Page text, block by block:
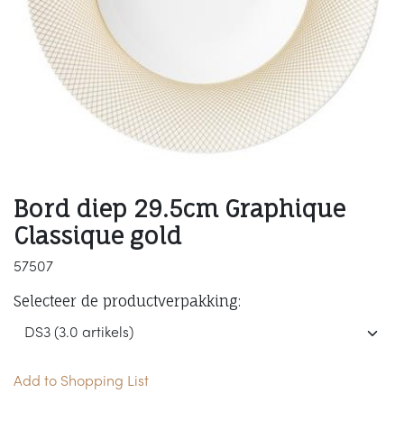
Bord diep 29.5cm Graphique
Classique gold
57507
Selecteer de productverpakking:
Add to Shopping List